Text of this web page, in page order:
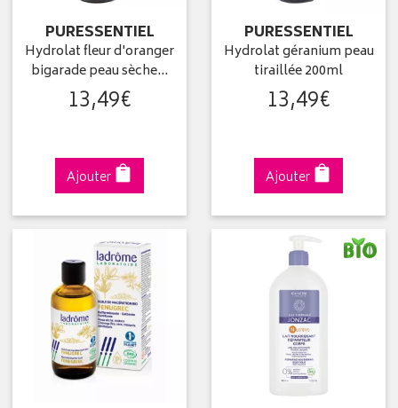
PURESSENTIEL
Hydrolat fleur d'oranger
bigarade peau sèche…
13,49€
Ajouter
PURESSENTIEL
Hydrolat géranium peau
tiraillée 200ml
13,49€
Ajouter